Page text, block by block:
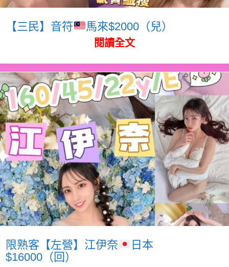
【三民】音符 馬來$2000（兒）
閱讀全文
限熟客【左營】江伊奈
日本
$16000（回）